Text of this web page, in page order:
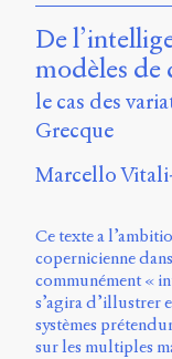
De
modèles de
le cas des
Grecque
Marcello
Ce texte a
copernicienne
communément «
s’agira d’illustrer
systèmes
sur les multiples